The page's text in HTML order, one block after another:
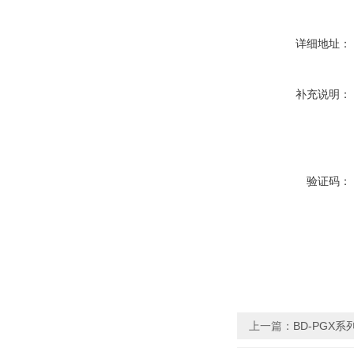
详细地址：
补充说明：
验证码：
上一篇： BD-PGX系